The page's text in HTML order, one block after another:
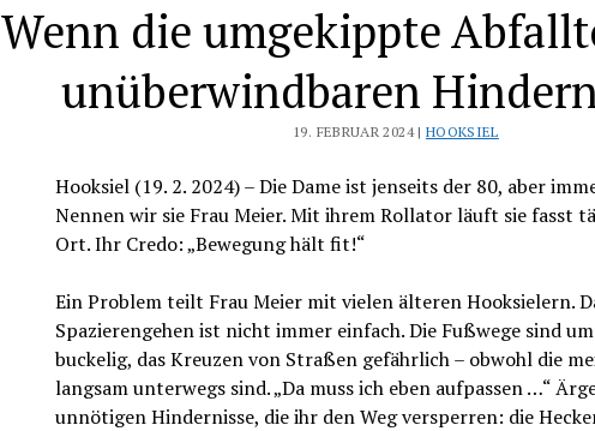
Wenn die umgekippte
unüberwindbaren
19. FEBRUAR 2024 | HOOKSIEL
Hooksiel (19. 2. 2024) – Die Dame ist jenseits der 80, aber
Nennen wir sie Frau Meier. Mit ihrem Rollator läuft sie fasst
Ort. Ihr Credo: „Bewegung hält fit!“
Ein Problem teilt Frau Meier mit vielen älteren Hooksielern.
Spazierengehen ist nicht immer einfach. Die Fußwege sind
buckelig, das Kreuzen von Straßen gefährlich – obwohl die
langsam unterwegs sind. „Da muss ich eben aufpassen …“
unnötigen Hindernisse, die ihr den Weg versperren: die